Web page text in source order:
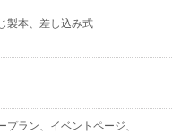
製本、差し込み式
ラン、イベントページ、